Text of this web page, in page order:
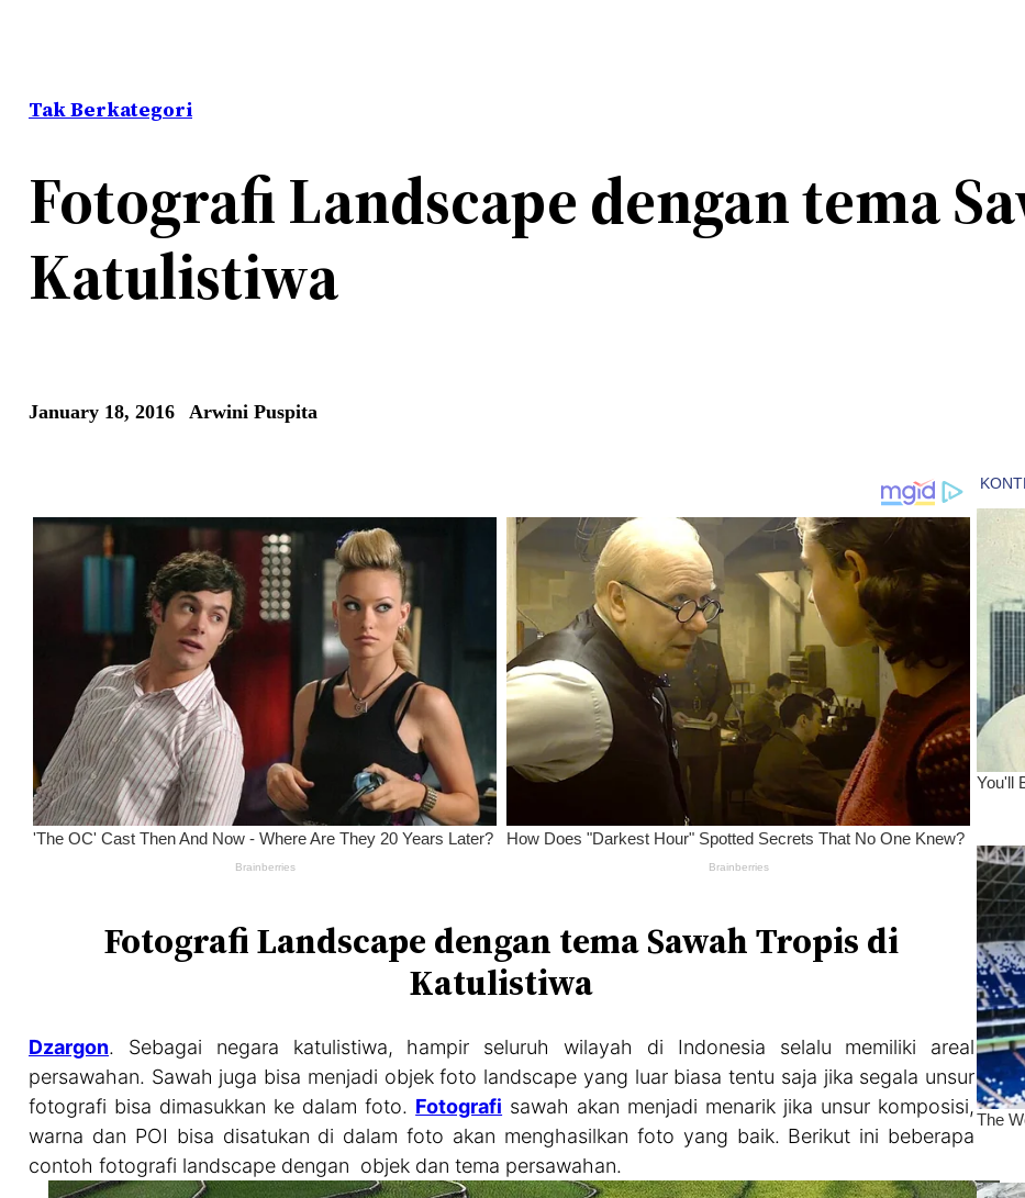
Tak Berkategori
Fotografi Landscape dengan tema
Katulistiwa
January 18, 2016 Arwini Puspita
Fotografi Landscape dengan tema Sawah Tropis di
Katulistiwa
Dzargon. Sebagai negara katulistiwa, hampir seluruh wilayah di Indonesia selalu memiliki areal
persawahan. Sawah juga bisa menjadi objek foto landscape yang luar biasa tentu saja jika segala unsur
fotografi bisa dimasukkan ke dalam foto. Fotografi sawah akan menjadi menarik jika unsur komposisi,
warna dan POI bisa disatukan di dalam foto akan menghasilkan foto yang baik. Berikut ini beberapa
contoh fotografi landscape dengan objek dan tema persawahan.